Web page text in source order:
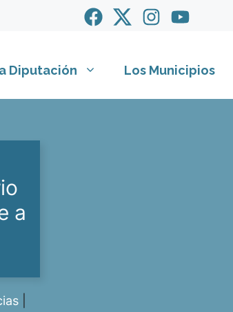
Diputación Los Municipios
a